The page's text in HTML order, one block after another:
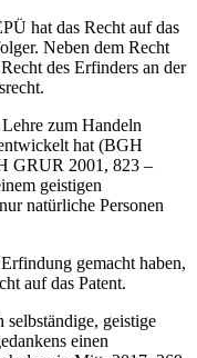
hat das Recht auf das
Neben dem Recht
des Erfinders an der
zum Handeln
hat (BGH
GRUR 2001, 823 –
geistigen
natürliche Personen
gemacht haben,
auf das Patent.
selbständige, geistige
einen